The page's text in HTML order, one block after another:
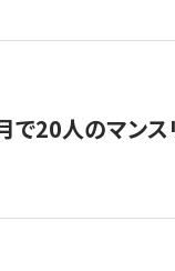
で20人のマン